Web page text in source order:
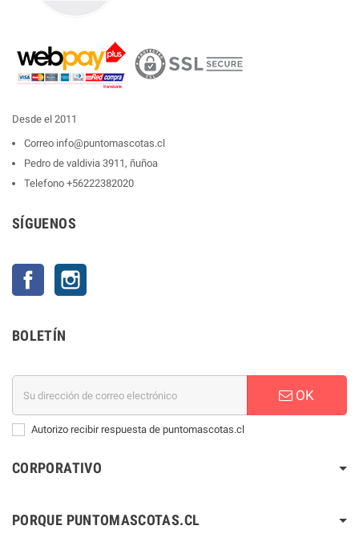
Desde el 2011
Correo info@puntomascotas.cl
Pedro de valdivia 3911, ñuñoa
Telefono +56222382020
SÍGUENOS
Facebook
BOLETÍN
OK
Autorizo recibir respuesta de puntomascotas.cl
CORPORATIVO
PORQUE PUNTOMASCOTAS.CL